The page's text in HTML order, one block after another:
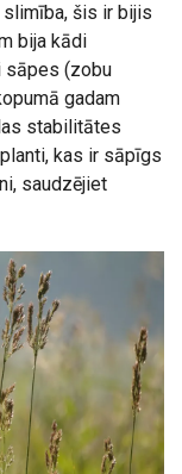
slimība, šis ir bijis
bija kādi
sāpes (zobu
gadam
stabilitātes
kas ir sāpīgs
saudzējiet